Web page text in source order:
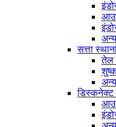
सत्ता
तेल
डिस्कनेक्ट